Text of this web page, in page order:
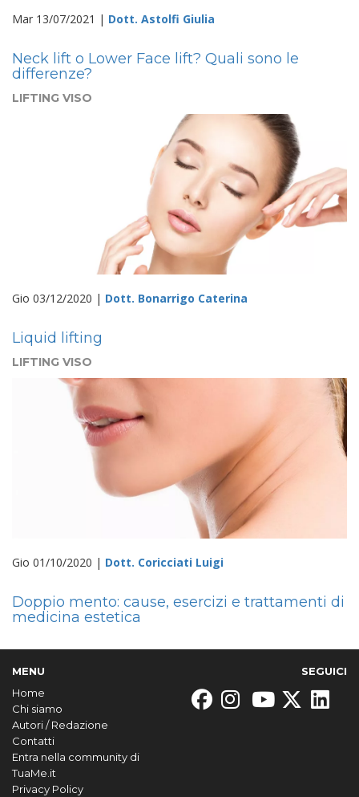
Mar 13/07/2021 | Dott. Astolfi Giulia
Neck lift o Lower Face lift? Quali sono le
differenze?
LIFTING VISO
Gio 03/12/2020 | Dott. Bonarrigo Caterina
Liquid lifting
LIFTING VISO
Gio 01/10/2020 | Dott. Coricciati Luigi
Doppio mento: cause, esercizi e trattamenti di
medicina estetica
MENU
Home
Chi siamo
Autori / Redazione
Contatti
Entra nella community di
TuaMe.it
Privacy Policy
SEGUICI